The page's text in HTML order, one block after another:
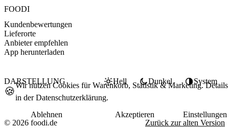
FOODI
Kundenbewertungen
Lieferorte
Anbieter empfehlen
App herunterladen
DARSTELLUNG Hell Dunkel System
© 2026 foodi.de Zurück zur alten Version
🍪Wir nutzen Cookies für Warenkorb, Statistik & Marketing. Details
in derDatenschutzerklärung.
Ablehnen
Akzeptieren Einstellungen